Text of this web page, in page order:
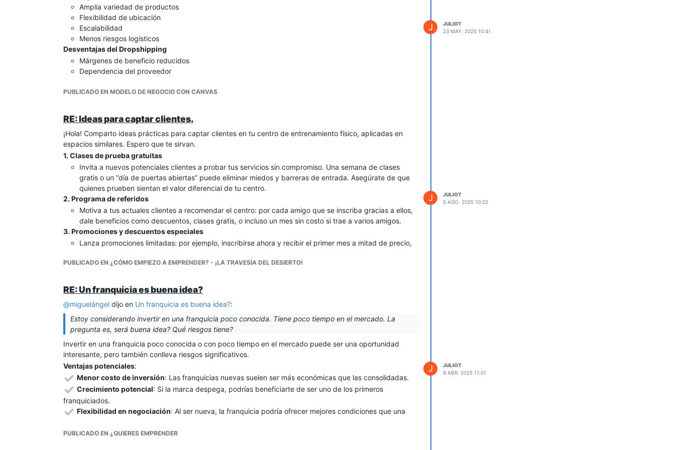
Amplia variedad de productos
Flexibilidad de ubicación
Escalabilidad
Menos riesgos logísticos
Desventajas del Dropshipping
Márgenes de beneficio reducidos
Dependencia del proveedor
Alta competencia
Atención al cliente compleja
En general,el dropshipping es un modelo de negocio viable y atractivo
para quienes buscan iniciar un e-
commerce con una inversión mínima**.
Sin embargo, no es un medio para hacerse 'rico' rápidamente. Requiere
investigación, dedicación,
marketing efectivo y una cuidadosa selección de proveedores
para tener éxito.
Los emprendedores exitosos en dropshipping suelen enfocarse en nichos específicos, ofrecer un excelente
servicio al cliente y construir una marca sólida.
PUBLICADO EN MODELO DE NEGOCIO CON CANVAS
J
JULIOT
23 MAY. 2025 10:41
RE: Ideas para captar clientes.
¡Hola! Comparto ideas prácticas para captar clientes en tu centro de entrenamiento físico, aplicadas en
espacios similares. Espero que te sirvan.
1. Clases de prueba gratuitas
Invita a nuevos potenciales clientes a probar tus servicios sin compromiso. Una semana de clases
gratis o un “día de puertas abiertas” puede eliminar miedos y barreras de entrada. Asegúrate de que
quienes prueben sientan el valor diferencial de tu centro.
2. Programa de referidos
Motiva a tus actuales clientes a recomendar el centro: por cada amigo que se inscriba gracias a ellos,
dale beneficios como descuentos, clases gratis, o incluso un mes sin costo si trae a varios amigos.
3. Promociones y descuentos especiales
Lanza promociones limitadas: por ejemplo, inscribirse ahora y recibir el primer mes a mitad de precio,
4. Aprovecha las redes sociales
centro. Usa anuncios pagados segmentados en Facebook e Instagram para llegar a vecinos de tu
zona.
Pide a los socios que compartan sus experiencias y conviértelos en embajadores de la marca.
5. Testimonios y casos de éxito
Publica fotos, videos o breves historias de miembros que hayan logrado objetivos. Nada atrae más que
saber que “gente real” consigue resultados auténticos gracias a tu centro.
6. Alianzas locales
Ofrece convenios y descuentos exclusivos para empleados de empresas cercanas, comercios aliados,
o asociaciones locales.
7. Retos o campañas temáticas
Organiza desafíos mensuales (por ejemplo, reto de 30 días) a precios atractivos y abierta inscripción.
Crea expectación y fomenta el sentido de comunidad.
Recomendaciones adicionales rápidas:
Haz sorteos o rifas en redes para aumentar tu visibilidad.
PUBLICADO EN ¿CÓMO EMPIEZO A EMPRENDER? - ¡LA TRAVESÍA DEL DESIERTO!
J
JULIOT
5 AGO. 2025 10:22
RE: Un franquicia es buena idea?
@miguelángel dijo en Un franquicia es buena idea?:
Estoy considerando invertir en una franquicia poco conocida. Tiene poco tiempo en el mercado. La
pregunta es, será buena idea? Qué riesgos tiene?
Invertir en una franquicia poco conocida o con poco tiempo en el mercado puede ser una oportunidad
interesante, pero también conlleva riesgos significativos.
Ventajas potenciales:
Menor costo de inversión: Las franquicias nuevas suelen ser más económicas que las consolidadas.
Crecimiento potencial: Si la marca despega, podrías beneficiarte de ser uno de los primeros
franquiciados.
Flexibilidad en negociación: Al ser nueva, la franquicia podría ofrecer mejores condiciones que una
Riesgos principales:
PUBLICADO EN ¿QUIERES EMPRENDER
J
JULIOT
9 ABR. 2025 11:01